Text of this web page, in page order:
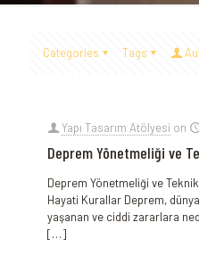
Categories Tags
Yapı Tasarım Atölyesi on
Deprem Yönetmeliği ve
Deprem Yönetmeliği ve
Hayati Kurallar Deprem,
yaşanan ve ciddi zararlara
[…]